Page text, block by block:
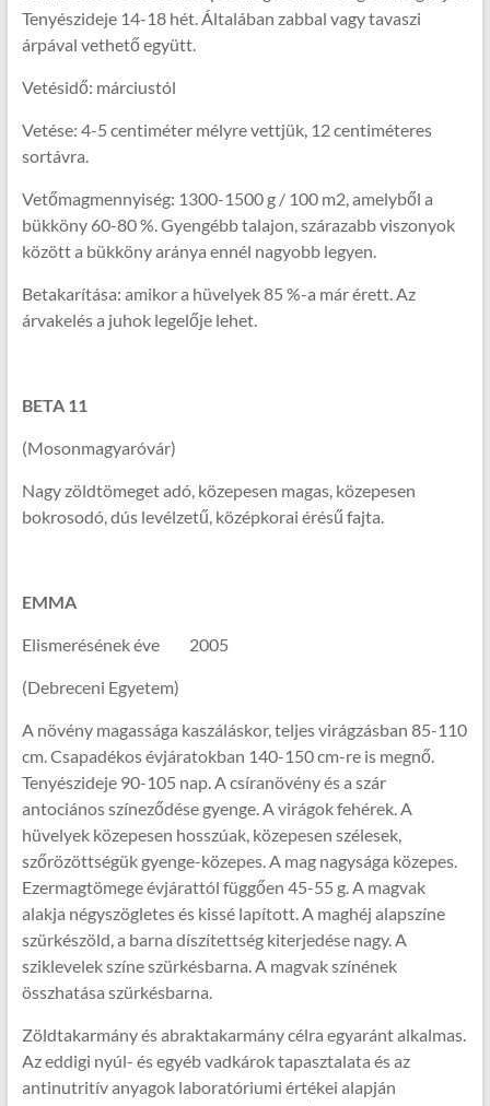
Tenyészideje 14-18 hét. Általában zabbal vagy tavaszi
árpával vethető együtt.
Vetésidő: márciustól
Vetése: 4-5 centiméter mélyre vettjük, 12 centiméteres
sortávra.
Vetőmagmennyiség: 1300-1500 g / 100 m2, amelyből a
bükköny 60-80 %. Gyengébb talajon, szárazabb viszonyok
között a bükköny aránya ennél nagyobb legyen.
Betakarítása: amikor a hüvelyek 85 %-a már érett. Az
árvakelés a juhok legelője lehet.
BETA 11
(Mosonmagyaróvár)
Nagy zöldtömeget adó, közepesen magas, közepesen
bokrosodó, dús levélzetű, középkorai érésű fajta.
EMMA
Elismerésének éve 2005
(Debreceni Egyetem)
A növény magassága kaszáláskor, teljes virágzásban 85-110
cm. Csapadékos évjáratokban 140-150 cm-re is megnő.
Tenyészideje 90-105 nap. A csíranövény és a szár
antociános színeződése gyenge. A virágok fehérek. A
hüvelyek közepesen hosszúak, közepesen szélesek,
szőrözöttségük gyenge-közepes. A mag nagysága közepes.
Ezermagtömege évjárattól függően 45-55 g. A magvak
alakja négyszögletes és kissé lapított. A maghéj alapszíne
szürkészöld, a barna díszítettség kiterjedése nagy. A
sziklevelek színe szürkésbarna. A magvak színének
összhatása szürkésbarna.
Zöldtakarmány és abraktakarmány célra egyaránt alkalmas.
Az eddigi nyúl- és egyéb vadkárok tapasztalata és az
antinutritív anyagok laboratóriumi értékei alapján